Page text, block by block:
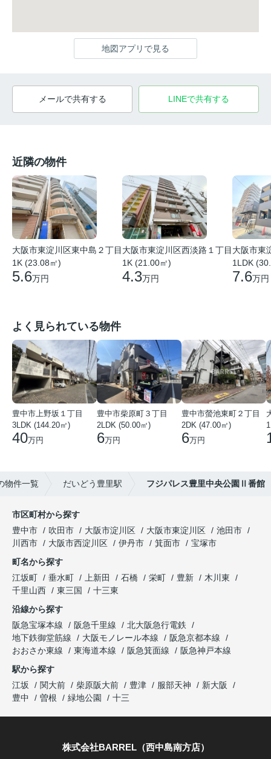
地図アプリで見る
メールで共有する LINEで共有する
近隣の物件
大阪市東淀川区東中島２丁目
1K (23.08㎡)
5.6万円
大阪市東淀川区西淡路１丁目
1K (21.00㎡)
4.3万円
大阪市東
1LDK
7.6万円
よく見られている物件
豊中市上野坂１丁目
3LDK (144.20㎡)
40万円
豊中市柴原町３丁目
2LDK (50.00㎡)
6万円
豊中市螢池東町２丁目
2DK (47.00㎡)
6万円
物件一覧 だいどう豊里駅 フジパレス豊里中央公園Ⅱ番館
市区町村から探す
豊中市
吹田市 大阪市淀川区 大阪市東淀川区
池田市
川西市
大阪市西淀川区 伊丹市 箕面市
宝塚市
町名から探す
江坂町
垂水町 上新田 石橋 栄町 豊新
木川東
千里山西
東三国
十三東
沿線から探す
阪急宝塚本線
阪急千里線
北大阪急行電鉄
地下鉄御堂筋線
大阪モノレール本線
阪急京都本線
おおさか東線
東海道本線 阪急箕面線
阪急神戸本線
駅から探す
江坂
関大前 柴原阪大前 豊津 服部天神
新大阪
豊中
曽根 緑地公園 十三
株式会社BARREL（西中島南方店）